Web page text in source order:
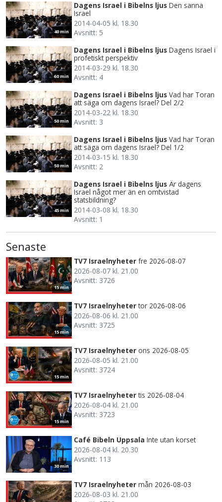
40 min
Dagens Israel i Bibelns ljus Den sanna
Israel
2014-04-05 kl. 18.30
Avsnitt: 5
60 min
Dagens Israel i Bibelns ljus Dagens Israel i
profetiskt perspektiv
2014-03-29 kl. 18.30
Avsnitt: 4
50 min
Dagens Israel i Bibelns ljus Vad har Toran
att säga om dagens Israel? Del 2/2
2014-03-22 kl. 18.30
Avsnitt: 3
50 min
Dagens Israel i Bibelns ljus Vad har Toran
att säga om dagens Israel? Del 1/2
2014-03-15 kl. 18.30
Avsnitt: 2
45 min
Dagens Israel i Bibelns ljus Är dagens
Israel något mer än en omtvistad
statsbildning?
2014-03-08 kl. 18.30
Avsnitt: 1
Senaste
15 min
TV7 Israelnyheter fre 2026-08-07
2026-08-07 kl. 21.00
Avsnitt: 3726
15 min
TV7 Israelnyheter tor 2026-08-06
2026-08-06 kl. 21.00
Avsnitt: 3725
15 min
TV7 Israelnyheter ons 2026-08-05
2026-08-05 kl. 21.00
Avsnitt: 3724
15 min
TV7 Israelnyheter tis 2026-08-04
2026-08-04 kl. 21.00
Avsnitt: 3723
30 min
Café Bibeln Uppsala Inte utan korset
2026-08-04 kl. 20.30
Avsnitt: 113
TV7 Israelnyheter mån 2026-08-03
2026-08-03 kl. 21.00